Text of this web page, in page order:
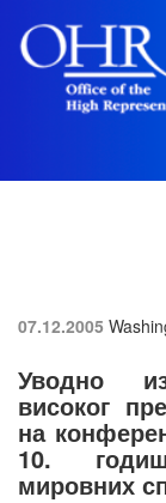
07.12.2005
Уводно
високог
на
10.
мировних